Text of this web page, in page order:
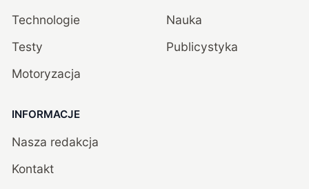
Technologie
Testy
Motoryzacja
Nauka
Publicystyka
INFORMACJE
Nasza redakcja
Kontakt